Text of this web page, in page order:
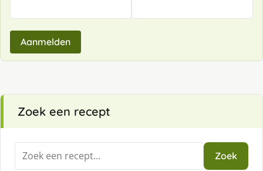
Aanmelden
Zoek een recept
Zoeken
naar:
Zoek